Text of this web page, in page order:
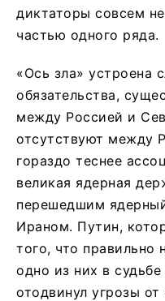
диктаторы совсем
частью одного ряда.
«Ось зла» устроена
обязательства,
между Россией и
отсутствуют между
гораздо теснее
великая ядерная
перешедшим
Ираном. Путин,
того, что
одно из них в
отодвинул угрозы